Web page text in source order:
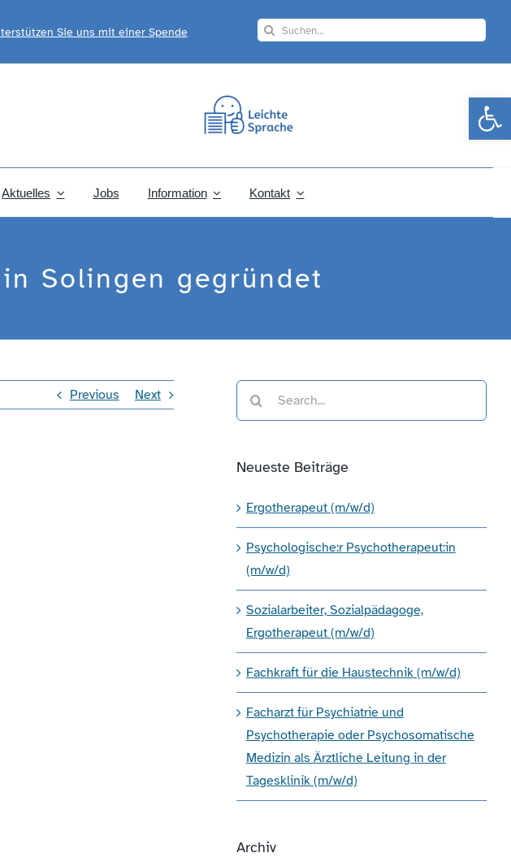
Sie uns mit einer Spende
Search
Aktuelles Jobs Information Kontakt
Solingen gegründet
Previous Next
Search
for:
Neueste Beiträge
Ergotherapeut (m/w/d)
Psychologische:r Psychotherapeut:in
(m/w/d)
Sozialarbeiter, Sozialpädagoge,
Ergotherapeut (m/w/d)
Fachkraft für die Haustechnik (m/w/d)
Facharzt für Psychiatrie und
Psychotherapie oder Psychosomatische
Medizin als Ärztliche Leitung in der
Tagesklinik (m/w/d)
Archiv